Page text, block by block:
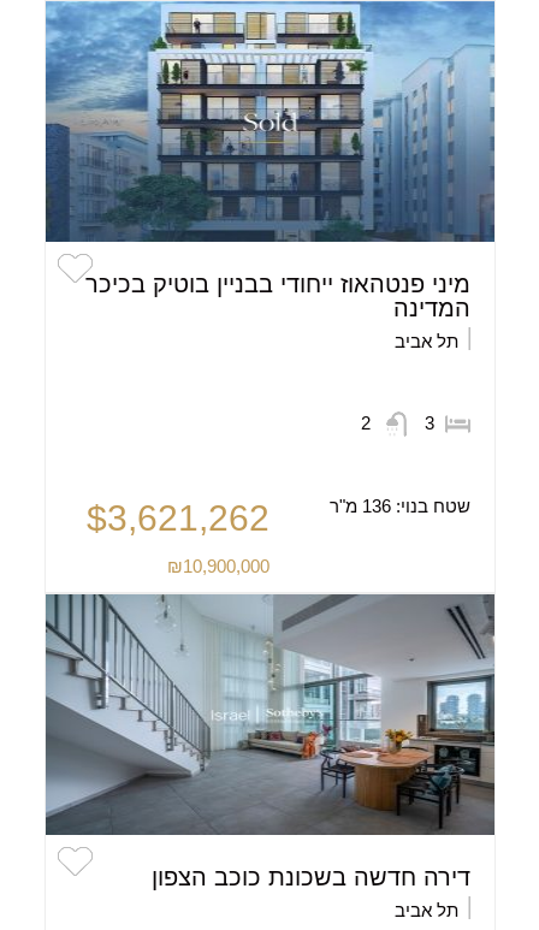
מיני פנטהאוז ייחודי בבניין בוטיק בכיכר
המדינה
תל אביב
3
2
שטח בנוי:136 מ"ר $3,621,262
₪10,900,000
דירה חדשה בשכונת כוכב הצפון
תל אביב